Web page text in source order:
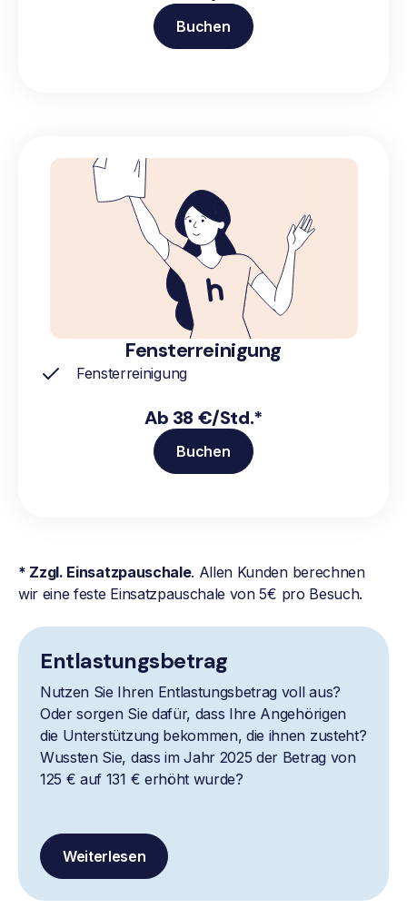
Buchen
Fensterreinigung
Fensterreinigung
Ab 38 €/Std.*
Buchen
* Zzgl. Einsatzpauschale. Allen Kunden berechnen
wir eine feste Einsatzpauschale von 5€ pro Besuch.
Entlastungsbetrag
Nutzen Sie Ihren Entlastungsbetrag voll aus?
Oder sorgen Sie dafür, dass Ihre Angehörigen
die Unterstützung bekommen, die ihnen zusteht?
Wussten Sie, dass im Jahr 2025 der Betrag von
125 € auf 131 € erhöht wurde?
Weiterlesen